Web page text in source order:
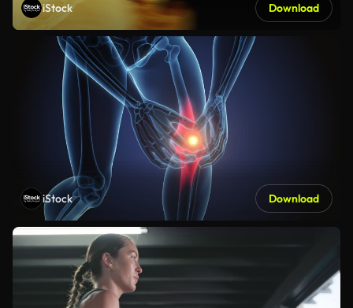
iStock Download
iStock Download